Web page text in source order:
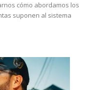
cómo abordamos los
suponen al sistema